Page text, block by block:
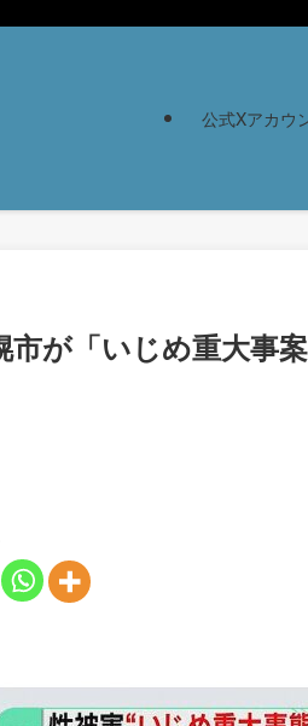
公式Xアカウ
市が「いじめ重大事